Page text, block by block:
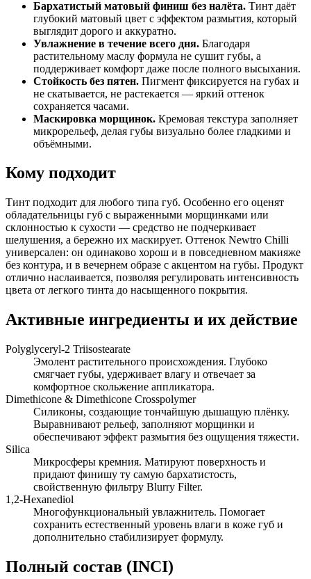
Бархатистый матовый финиш без налёта. Тинт даёт
глубокий матовый цвет с эффектом размытия, который
выглядит дорого и аккуратно.
Увлажнение в течение всего дня. Благодаря
растительному маслу формула не сушит губы, а
поддерживает комфорт даже после полного высыхания.
Стойкость без пятен. Пигмент фиксируется на губах и
не скатывается, не растекается — яркий оттенок
сохраняется часами.
Маскировка морщинок. Кремовая текстура заполняет
микрорельеф, делая губы визуально более гладкими и
объёмными.
Кому подходит
Тинт подходит для любого типа губ. Особенно его оценят
обладательницы губ с выраженными морщинками или
склонностью к сухости — средство не подчеркивает
шелушения, а бережно их маскирует. Оттенок Newtro Chilli
универсален: он одинаково хорош и в повседневном макияже
без контура, и в вечернем образе с акцентом на губы. Продукт
отлично наслаивается, позволяя регулировать интенсивность
цвета от легкого тинта до насыщенного покрытия.
Активные ингредиенты и их действие
Polyglyceryl-2 Triisostearate
Эмолент растительного происхождения. Глубоко
смягчает губы, удерживает влагу и отвечает за
комфортное скольжение аппликатора.
Dimethicone & Dimethicone Crosspolymer
Силиконы, создающие тончайшую дышащую плёнку.
Выравнивают рельеф, заполняют морщинки и
обеспечивают эффект размытия без ощущения тяжести.
Silica
Микросферы кремния. Матируют поверхность и
придают финишу ту самую бархатистость,
свойственную фильтру Blurry Filter.
1,2-Hexanediol
Многофункциональный увлажнитель. Помогает
сохранить естественный уровень влаги в коже губ и
дополнительно стабилизирует формулу.
Полный состав (INCI)